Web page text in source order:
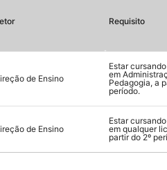
Requisito
de Ensino
Estar
em
Pedagogia, a
período.
de Ensino
Estar
em qualquer
partir do 2º